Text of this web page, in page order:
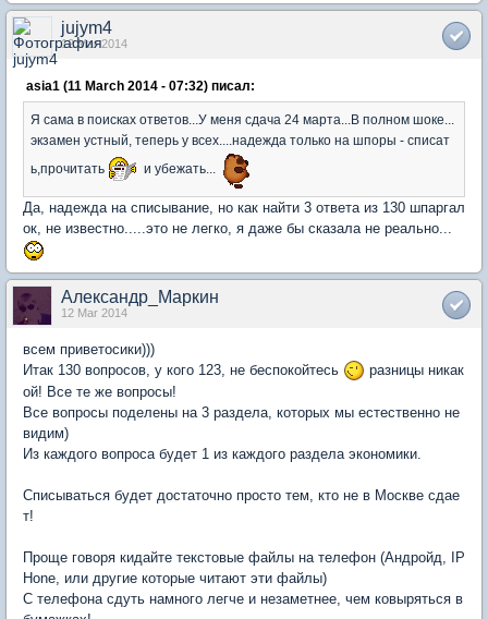
jujym4
12 Mar 2014
asia1 (11 March 2014 - 07:32) писал:
Я сама в поисках ответов...У меня сдача 24 марта...В полном шоке...
экзамен устный, теперь у всех....надежда только на шпоры - списат
ь,прочитать и убежать...
Да, надежда на списывание, но как найти 3 ответа из 130 шпаргал
ок, не известно.....это не легко, я даже бы сказала не реально...
Александр_Маркин
12 Mar 2014
всем приветосики)))
Итак 130 вопросов, у кого 123, не беспокойтесь
разницы никак
ой! Все те же вопросы!
Все вопросы поделены на 3 раздела, которых мы естественно не
видим)
Из каждого вопроса будет 1 из каждого раздела экономики.
Списываться будет достаточно просто тем, кто не в Москве сдае
т!
Проще говоря кидайте текстовые файлы на телефон (Андройд, IP
Hone, или другие которые читают эти файлы)
С телефона сдуть намного легче и незаметнее, чем ковыряться в